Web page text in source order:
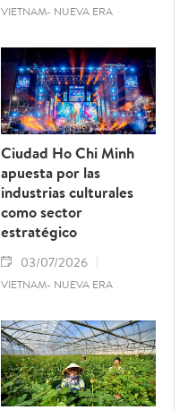
VIETNAM- NUEVA ERA
Ciudad Ho Chi Minh
apuesta por las
industrias culturales
como sector
estratégico
03/07/2026
VIETNAM- NUEVA ERA